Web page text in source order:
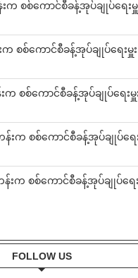
စစ်ကောင်စီခန့်အုပ်ချုပ်ရေးမှူ
စစ်ကောင်စီခန့်အုပ်ချုပ်ရေးမှူး
စစ်ကောင်စီခန့်အုပ်ချုပ်ရေးမှူ
က စစ်ကောင်စီခန့်အုပ်ချုပ်ရေး
က စစ်ကောင်စီခန့်အုပ်ချုပ်ရေး
FOLLOW US